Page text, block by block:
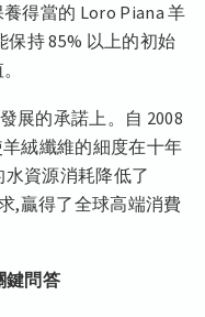
得當的 Loro Piana 羊
持 85% 以上的初始
展的承諾上。自 2008
絨纖維的細度在十年
資源消耗降低了
,贏得了全球高端消費
鍵問答